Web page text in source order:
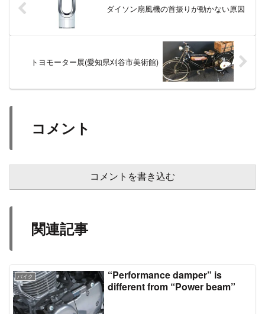
ダイソン扇風機の首振りが動かない原因
トヨモーター展(愛知県刈谷市美術館)
コメント
コメントを書き込む
関連記事
バイク
“Performance damper” is
different from “Power beam”